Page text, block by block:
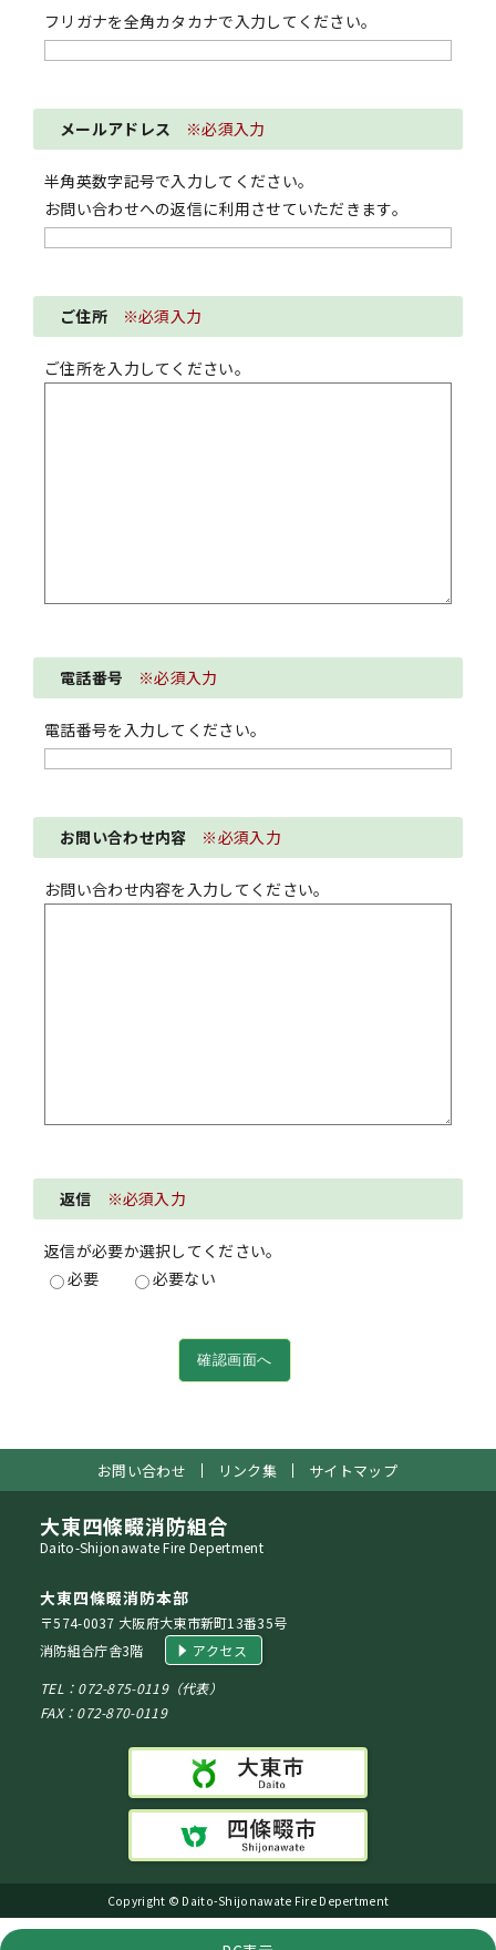
フリガナを全角カタカナで入力してください。
メールアドレス ※必須入力
半角英数字記号で入力してください。
お問い合わせへの返信に利用させていただきます。
ご住所 ※必須入力
ご住所を入力してください。
電話番号 ※必須入力
電話番号を入力してください。
お問い合わせ内容 ※必須入力
お問い合わせ内容を入力してください。
返信 ※必須入力
返信が必要か選択してください。
必要
必要ない
お問い合わせ リンク集 サイトマップ
大東四條畷消防組合
Daito-Shijonawate Fire Depertment
大東四條畷消防本部
〒574-0037 大阪府大東市新町13番35号
消防組合庁舎3階
アクセス
TEL：072-875-0119（代表）
FAX：072-870-0119
Copyright © Daito-Shijonawate Fire Depertment